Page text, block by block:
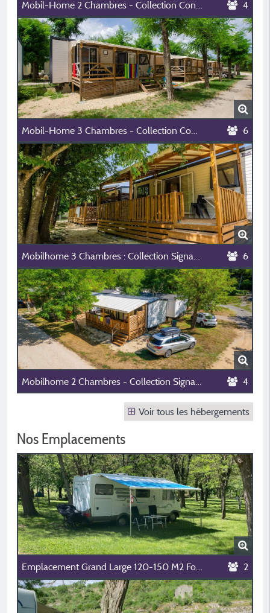
Mobil-Home 2 Chambres - Collection Confort 4
Mobil-Home 3 Chambres - Collection Confort 6
Mobilhome 3 Chambres : Collection Signature 6
Mobilhome 2 Chambres - Collection Signature 4
Voir tous les hébergements
Nos Emplacements
Emplacement Grand Large 120-150 M2 Forfait Deux Personnes Tente Ou Caravane Electricité Comprise 2